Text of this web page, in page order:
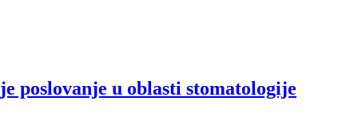
poslovanje u oblasti stomatologije